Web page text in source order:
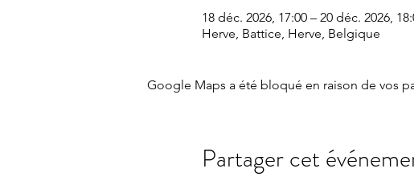
18 déc. 2026, 17:00 – 20 déc. 2026,
Herve, Battice, Herve, Belgique
Google Maps a été bloqué en raison de vos
Partager cet